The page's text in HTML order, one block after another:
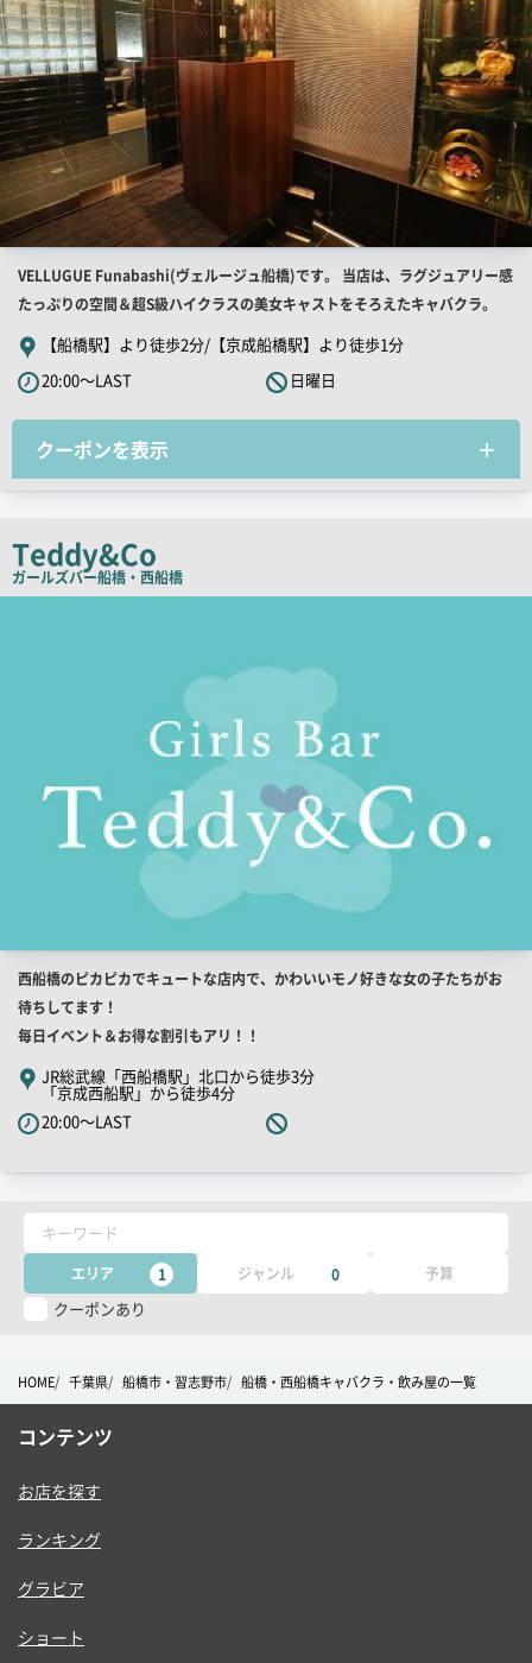
店
舗
PR
キ
ャ
ッ
コ
VELLUGUE Funabashi(ヴェルージュ船橋)です。 当店は、ラグジュアリー感
たっぷりの空間＆超S級ハイクラスの美女キャストをそろえたキャバクラ。
【船橋駅】より徒歩2分/【京成船橋駅】より徒歩1分
20:00～LAST
日曜日
クーポンを表示
Teddy&Co
ガールズバー船橋・西船橋
店
店
舗
PR
キ
ャ
ッ
コ
西船橋のピカピカでキュートな店内で、かわいいモノ好きな女の子たちがお
待ちしてます！
毎日イベント＆お得な割引もアリ！！
JR総武線「西船橋駅」北口から徒歩3分
「京成西船駅」から徒歩4分
20:00～LAST
キーワード
エリア 1 ジャンル 0 予算
クーポンあり
HOME 千葉県 船橋市・習志野市 船橋・西船橋キャバクラ・飲み屋の一覧
コンテンツ
お店を探す
ランキング
グラビア
ショート